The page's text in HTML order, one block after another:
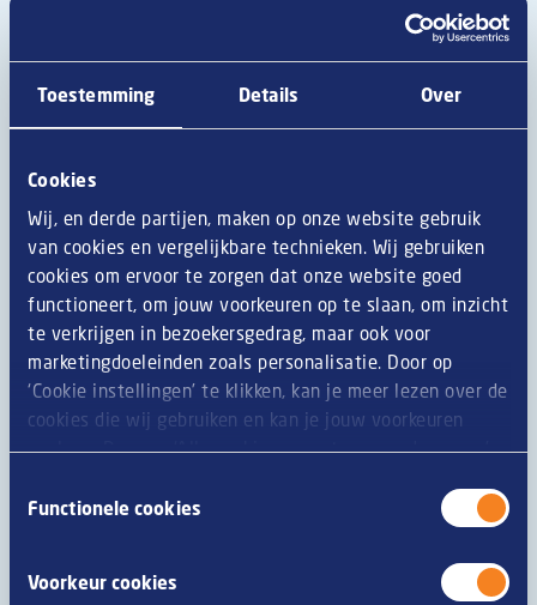
Toestemming Details Over
Cookies
Wij, en derde partijen, maken op onze website gebruik
van cookies en vergelijkbare technieken. Wij gebruiken
cookies om ervoor te zorgen dat onze website goed
functioneert, om jouw voorkeuren op te slaan, om inzicht
te verkrijgen in bezoekersgedrag, maar ook voor
marketingdoeleinden zoals personalisatie. Door op
‘Cookie instellingen’ te klikken, kan je meer lezen over de
cookies die wij gebruiken en kan je jouw voorkeuren
opslaan. Door op ‘Alle cookies accepteren en doorgaan’
cookies zoals omschreven in onze
Functionele cookies
Voorkeur cookies
2 el Mayonaise
20 gr Kimchi
15 ml Gochujang
1 tl Granaatappelpitten
Limoensap
Zout
Peper
Zo doe je dat
Bereid de Mora Vegetarische draadjesvleesch
bitterbalen zoals aangegeven op de verpakking
Snijd alle 3 de mini hamburgers doormidden.
Broodje 1: Op het eerste broodje smeer je de
Babaganoush. Garneer het broodje met de gegrilde
aubergine. Leg daar bovenop de veldsla. Vervolgens leg
je de Mora Bitterbal erop. Maak het broodje af met de